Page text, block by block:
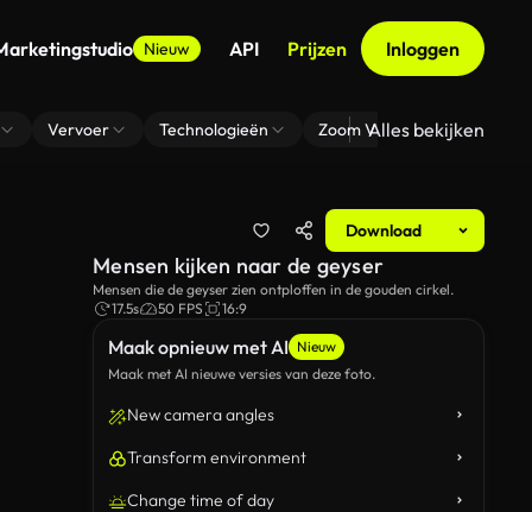
Nieuw API Prijzen Inloggen
Vervoer Technologieën Zoom Virtuele
Alles bekijken
Download
Maak opnieuw met AI Nieuw
Maak met AI nieuwe versies van deze foto.
New camera angles
Transform environment
Change time of day
Mensen kijken naar de geyser
Mensen die de geyser zien ontploffen in de gouden cirkel.
17.5s
50 FPS 16:9